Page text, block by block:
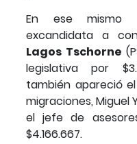
En ese mismo
excandidata a
Lagos Tschorne
legislativa por
también apareció
migraciones, Miguel
el jefe de
$4.166.667.